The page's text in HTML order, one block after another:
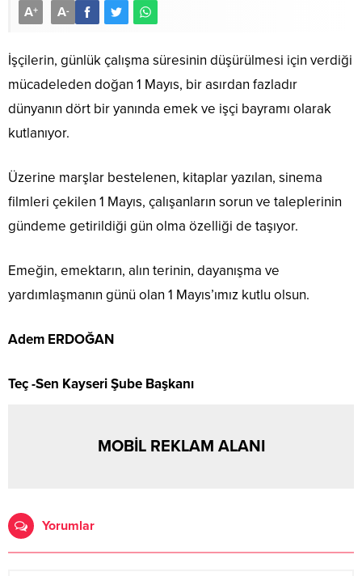
A+ A-
İşçilerin, günlük çalışma süresinin düşürülmesi için verdiği
mücadeleden doğan 1 Mayıs, bir asırdan fazladır
dünyanın dört bir yanında emek ve işçi bayramı olarak
kutlanıyor.
Üzerine marşlar bestelenen, kitaplar yazılan, sinema
filmleri çekilen 1 Mayıs, çalışanların sorun ve taleplerinin
gündeme getirildiği gün olma özelliği de taşıyor.
Emeğin, emektarın, alın terinin, dayanışma ve
yardımlaşmanın günü olan 1 Mayıs’ımız kutlu olsun.
Adem ERDOĞAN
Teç -Sen Kayseri Şube Başkanı
MOBİL REKLAM ALANI
Yorumlar